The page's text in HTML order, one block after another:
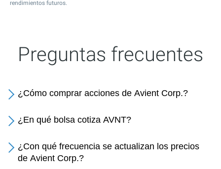
rendimientos futuros.
Preguntas frecuentes
¿Cómo comprar acciones de Avient Corp.?
¿En qué bolsa cotiza AVNT?
¿Con qué frecuencia se actualizan los precios
de Avient Corp.?